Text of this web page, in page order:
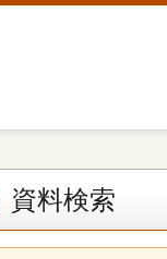
資料検索